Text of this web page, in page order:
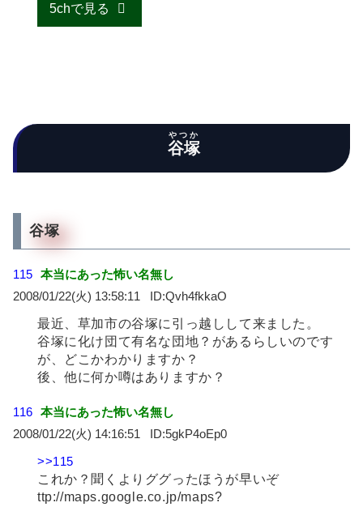
5chで見る
谷塚
やつか
谷塚
115 本当にあった怖い名無し
2008/01/22(火) 13:58:11
Qvh4fkkaO
最近、草加市の谷塚に引っ越しして来ました。
谷塚に化け団て有名な団地？があるらしいのです
が、どこかわかりますか？
後、他に何か噂はありますか？
116 本当にあった怖い名無し
2008/01/22(火) 14:16:51
5gkP4oEp0
>>115
これか？聞くよりググったほうが早いぞ
ttp://maps.google.co.jp/maps?